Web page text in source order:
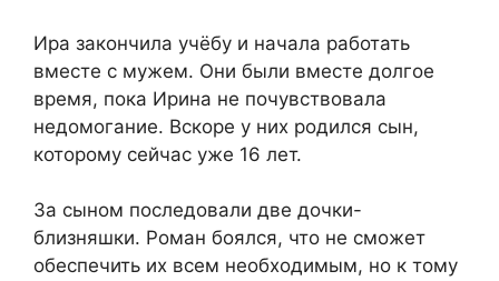
Ира закончила учёбу и начала работать
вместе с мужем. Они были вместе долгое
время, пока Ирина не почувствовала
недомогание. Вскоре у них родился сын,
которому сейчас уже 16 лет.
За сыном последовали две дочки-
близняшки. Роман боялся, что не сможет
обеспечить их всем необходимым, но к тому